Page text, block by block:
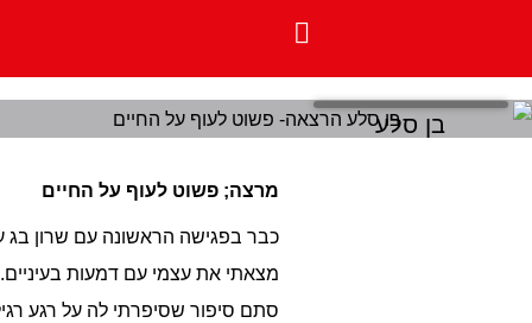
מרצה; פשוט לעוף על החיים
כבר בפגישה הראשונה עם שרון בג על כתיבת ההרצאה שלי,
מצאתי את עצמי עם דמעות בעיניים. בלי סיבה אמיתית.
סתם סיפור שסיפרתי לה על רגע רגיל לחלוטין, שכעסתי על